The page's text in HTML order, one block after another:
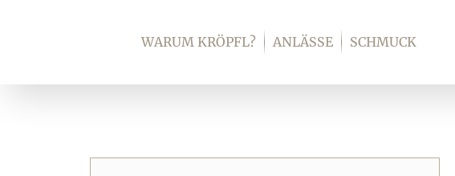
WARUM KRÖPFL? ANLÄSSE SCHMUCK